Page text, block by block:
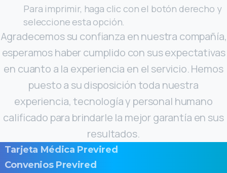
Para imprimir, haga clic con el botón derecho y
seleccione esta opción.
Agradecemos su confianza en nuestra compañía,
esperamos haber cumplido con sus expectativas
en cuanto a la experiencia en el servicio. Hemos
puesto a su disposición toda nuestra
experiencia, tecnología y personal humano
calificado para brindarle la mejor garantía en sus
resultados.
Tarjeta Médica Previred
Convenios Previred